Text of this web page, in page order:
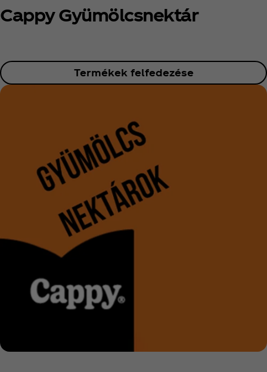
Cappy Gyümölcsnektár
Termékek felfedezése